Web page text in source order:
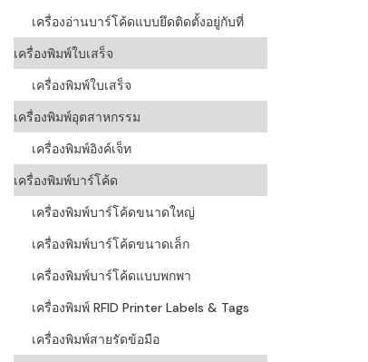
เครื่องอ่านบาร์โค้ดแบบยึดติดตั้งอยู่กับที่
เครื่องพิมพ์ใบเสร็จ
เครื่องพิมพ์ใบเสร็จ
เครื่องพิมพ์อุตสาหกรรม
เครื่องพิมพ์อิงค์เจ็ท
เครื่องพิมพ์บาร์โค้ด
เครื่องพิมพ์บาร์โค้ดขนาดใหญ่
เครื่องพิมพ์บาร์โค้ดขนาดเล็ก
เครื่องพิมพ์บาร์โค้ดแบบพกพา
เครื่องพิมพ์ RFID Printer Labels & Tags
เครื่องพิมพ์สายรัดข้อมือ